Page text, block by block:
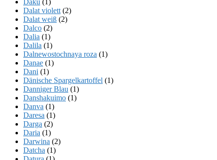
Dalat violett (2)
Dalat weiß (2)
Dalco (2)
Dalia (1)
Dalila (1)
Dalnewostochnaya roza (1)
Danae (1)
Dani (1)
Dänische Spargelkartoffel (1)
Danniger Blau (1)
Danshakuimo (1)
Danva (1)
Daresa (1)
Darga (2)
Daria (1)
Darwina (2)
Datcha (1)